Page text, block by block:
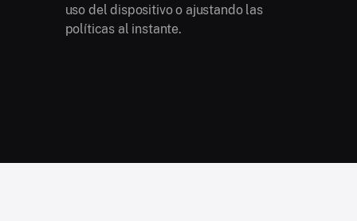
uso del dispositivo o ajustando las
políticas al instante.